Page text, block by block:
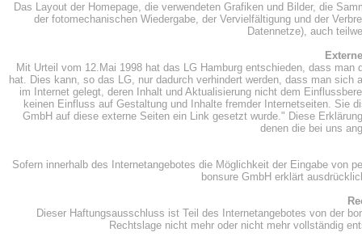
Das Layout der Homepage, die verwendeten Grafiken und Bilder, die
der fotomechanischen Wiedergabe, der Vervielfältigung und der
Datennetze), auch
Mit Urteil vom 12.Mai 1998 hat das LG Hamburg entschieden, dass
hat. Dies kann, so das LG, nur dadurch verhindert werden, dass man
im Internet gelegt, deren Inhalt und Aktualisierung nicht dem
keinen Einfluss auf Gestaltung und Inhalte fremder Internetseiten. Sie
GmbH auf diese externe Seiten ein Link gesetzt wurde." Diese
denen die bei uns
Sofern innerhalb des Internetangebotes die Möglichkeit der Eingabe von
bonsure GmbH erklärt
Dieser Haftungsausschluss ist Teil des Internetangebotes von der
Rechtslage nicht mehr oder nicht mehr vollständig